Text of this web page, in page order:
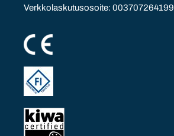
Verkkolaskutusosoite: 003707264199